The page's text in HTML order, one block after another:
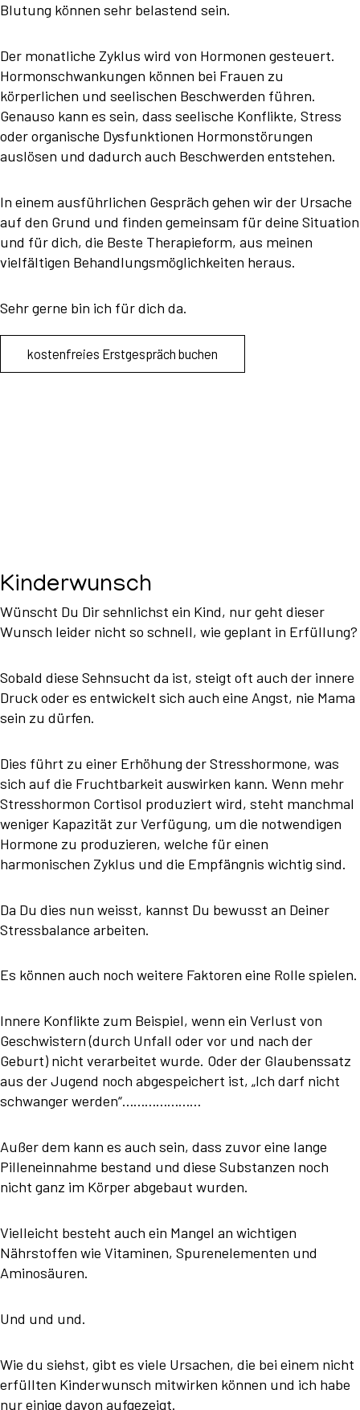
Blutung können sehr belastend sein.
Der monatliche Zyklus wird von Hormonen gesteuert.
Hormonschwankungen können bei Frauen zu
körperlichen und seelischen Beschwerden führen.
Genauso kann es sein, dass seelische Konflikte, Stress
oder organische Dysfunktionen Hormonstörungen
auslösen und dadurch auch Beschwerden entstehen.
In einem ausführlichen Gespräch gehen wir der Ursache
auf den Grund und finden gemeinsam für deine Situation
und für dich, die Beste Therapieform, aus meinen
vielfältigen Behandlungsmöglichkeiten heraus.
Sehr gerne bin ich für dich da.
kostenfreies Erstgespräch buchen
Kinderwunsch
Wünscht Du Dir sehnlichst ein Kind, nur geht dieser
Wunsch leider nicht so schnell, wie geplant in Erfüllung?
Sobald diese Sehnsucht da ist, steigt oft auch der innere
Druck oder es entwickelt sich auch eine Angst, nie Mama
sein zu dürfen.
Dies führt zu einer Erhöhung der Stresshormone, was
sich auf die Fruchtbarkeit auswirken kann. Wenn mehr
Stresshormon Cortisol produziert wird, steht manchmal
weniger Kapazität zur Verfügung, um die notwendigen
Hormone zu produzieren, welche für einen
harmonischen Zyklus und die Empfängnis wichtig sind.
Da Du dies nun weisst, kannst Du bewusst an Deiner
Stressbalance arbeiten.
Es können auch noch weitere Faktoren eine Rolle spielen.
Innere Konflikte zum Beispiel, wenn ein Verlust von
Geschwistern (durch Unfall oder vor und nach der
Geburt) nicht verarbeitet wurde. Oder der Glaubenssatz
aus der Jugend noch abgespeichert ist, „Ich darf nicht
schwanger werden“…………………
Außer dem kann es auch sein, dass zuvor eine lange
Pilleneinnahme bestand und diese Substanzen noch
nicht ganz im Körper abgebaut wurden.
Vielleicht besteht auch ein Mangel an wichtigen
Nährstoffen wie Vitaminen, Spurenelementen und
Aminosäuren.
Und und und.
Wie du siehst, gibt es viele Ursachen, die bei einem nicht
erfüllten Kinderwunsch mitwirken können und ich habe
nur einige davon aufgezeigt.